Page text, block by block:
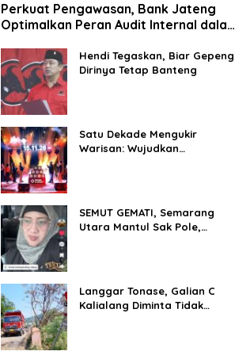
Perkuat Pengawasan, Bank Jateng
Optimalkan Peran Audit Internal dalam
Hendi Tegaskan, Biar Gepeng
Dirinya Tetap Banteng
Satu Dekade Mengukir
Warisan: Wujudkan
SEMUT GEMATI, Semarang
Utara Mantul Sak Pole,
Langgar Tonase, Galian C
Kalialang Diminta Tidak